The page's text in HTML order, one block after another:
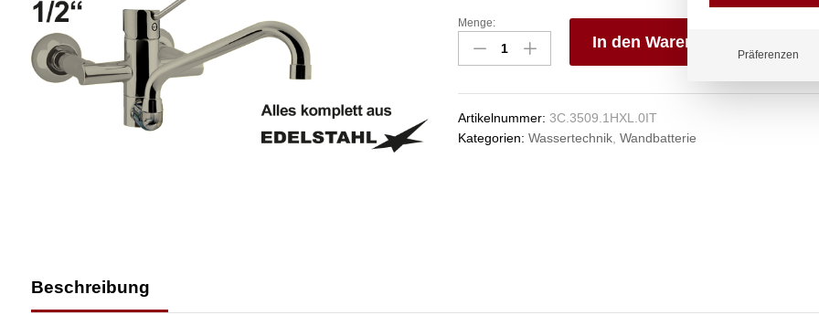
maximo
Wandbatterie
1/2"
Menge:
In den Warenkorb
Artikelnummer: 3C.3509.1HXL.0IT
Kategorien: Wassertechnik, Wandbatterie
Beschreibung
Präferenzen